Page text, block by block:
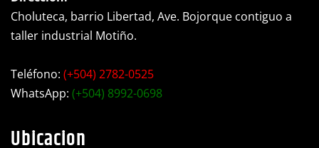
Choluteca, barrio Libertad, Ave. Bojorque contiguo a
taller industrial Motiño.
Teléfono: (+504) 2782-0525
WhatsApp: (+504) 8992-0698
Ubicacion